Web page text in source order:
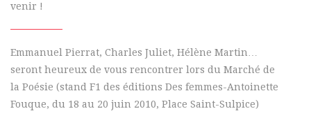
venir !
Emmanuel Pierrat, Charles Juliet, Hélène Martin…
seront heureux de vous rencontrer lors du Marché de
la Poésie (stand F1 des éditions Des femmes-Antoinette
Fouque, du 18 au 20 juin 2010, Place Saint-Sulpice)